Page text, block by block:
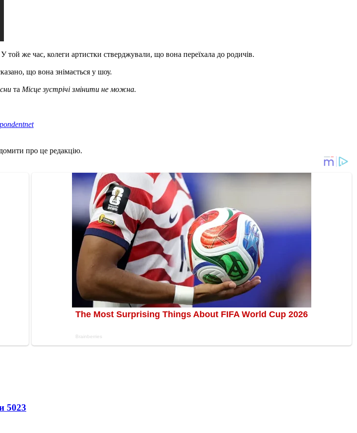
той же час, колеги артистки стверджували, що вона переїхала до родичів.
що вона знімається у шоу.
та Місце зустрічі змінити не можна.
про це редакцію.
5023